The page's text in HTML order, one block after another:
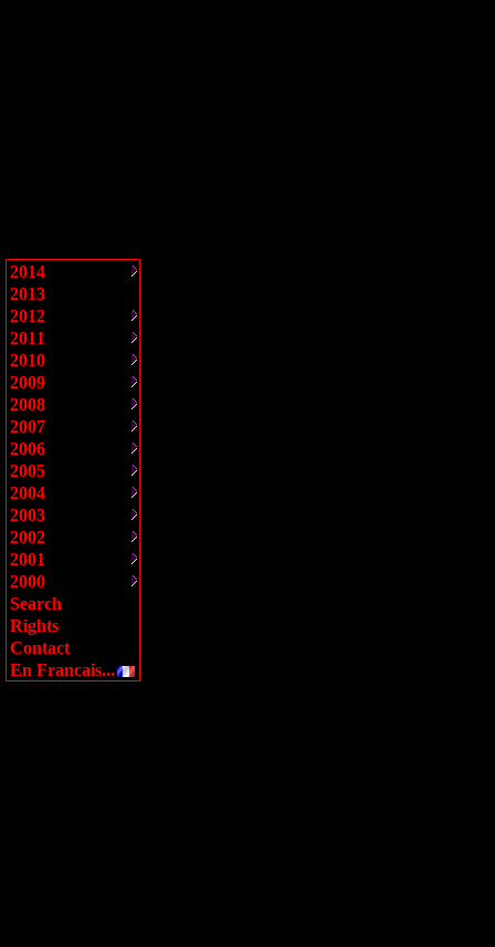
2014
2013
2012
2011
2010
2009
2008
2007
2006
2005
2004
2003
2002
2001
2000
Search
Rights
Contact
En Francais...